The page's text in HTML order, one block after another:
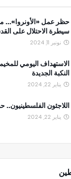
حظر عمل «الأونروا»...
سيطرة الاحتلال على
نونبر 11, 2024
الاستهداف اليومي
النكبة الجديدة
يناير 22, 2024
اللاجئون الفلسطينيون..
يناير 22, 2024